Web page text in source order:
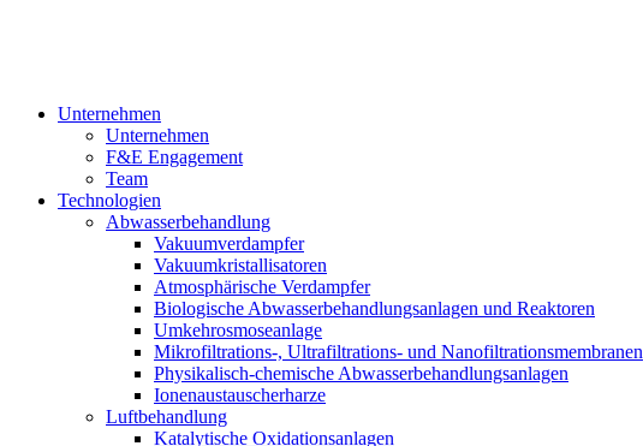
Unternehmen
Unternehmen
F&E Engagement
Team
Technologien
Abwasserbehandlung
Vakuumverdampfer
Vakuumkristallisatoren
Atmosphärische Verdampfer
Biologische Abwasserbehandlungsanlagen und Reaktoren
Umkehrosmoseanlage
Mikrofiltrations-, Ultrafiltrations- und Nanofiltrationsmembranen
Physikalisch-chemische Abwasserbehandlungsanlagen
Ionenaustauscherharze
Luftbehandlung
Katalytische Oxidationsanlagen